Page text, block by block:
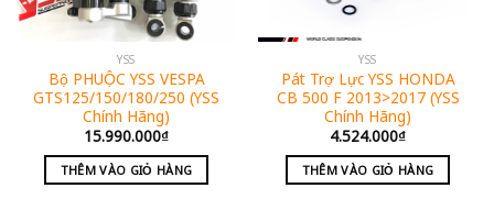
YSS
Bộ PHUỘC YSS VESPA
GTS125/150/180/250 (YSS
Chính Hãng)
15.990.000₫
THÊM VÀO GIỎ HÀNG
YSS
Pát Trợ Lực YSS HONDA
CB 500 F 2013>2017 (YSS
Chính Hãng)
4.524.000₫
THÊM VÀO GIỎ HÀNG